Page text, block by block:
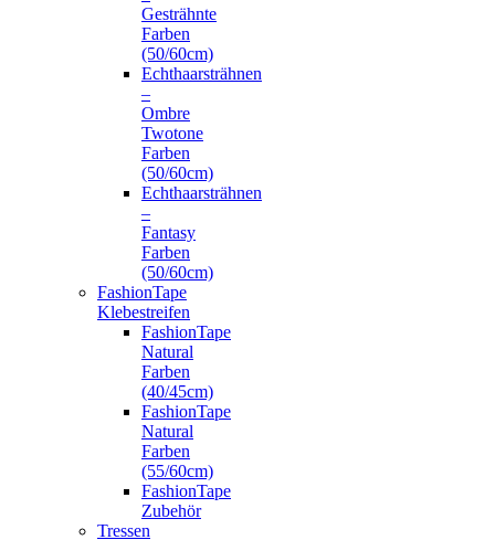
Gesträhnte
Farben
(50/60cm)
Echthaarsträhnen
–
Ombre
Twotone
Farben
(50/60cm)
Echthaarsträhnen
–
Fantasy
Farben
(50/60cm)
FashionTape
Klebestreifen
FashionTape
Natural
Farben
(40/45cm)
FashionTape
Natural
Farben
(55/60cm)
FashionTape
Zubehör
Tressen